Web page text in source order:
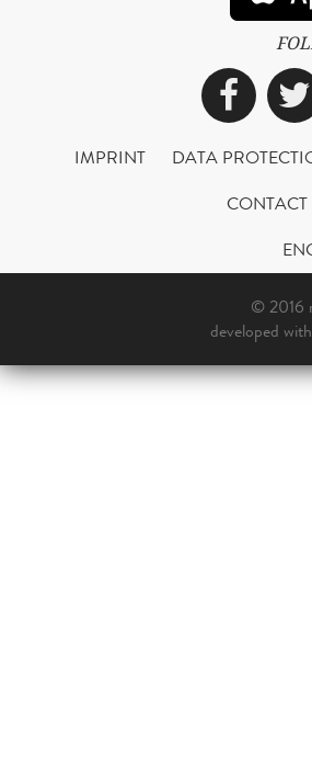
IMPRINT DATA
CONTACT
© 2016
developed with